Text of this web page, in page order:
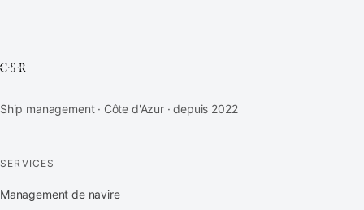
Ship management · Côte d'Azur · depuis 2022
SERVICES
Management de navire